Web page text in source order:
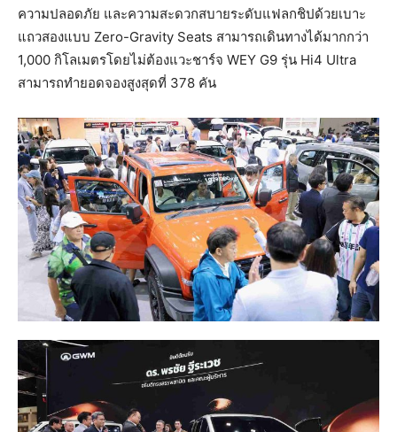
ความปลอดภัย และความสะดวกสบายระดับแฟลกชิปด้วยเบาะ
แถวสองแบบ Zero-Gravity Seats สามารถเดินทางได้มากกว่า
1,000 กิโลเมตรโดยไม่ต้องแวะชาร์จ WEY G9 รุ่น Hi4 Ultra
สามารถทำยอดจองสูงสุดที่ 378 คัน